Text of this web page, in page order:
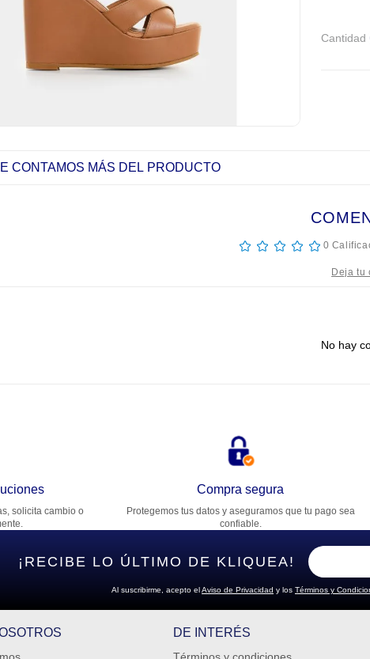
Cantidad
CONTAMOS MÁS DEL PRODUCTO
☆ ☆ ☆ ☆ ☆ 0
Dirección de email
Escribe un comentario
No hay
solicita cambio o
Compra segura
Protegemos tus datos y aseguramos que tu pago sea
confiable.
¡RECIBE LO ÚLTIMO DE KLIQUEA!
Al suscribirme, acepto elAviso de Privacidad y los Términos y
DE INTERÉS